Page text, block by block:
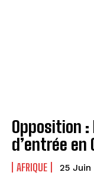
Opposition
d’entrée en
AFRIQUE 25 Juin